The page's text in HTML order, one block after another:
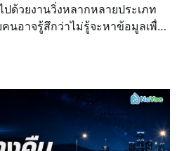
ด้วยงานวิ่งหลากหลายประเภท
นอาจรู้สึกว่าไม่รู้จะหาข้อมูลเพื่อ